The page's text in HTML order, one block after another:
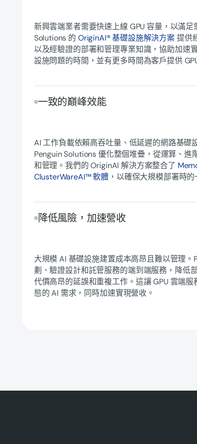
新興雲端業者需要快速上線 GPU 容量，以滿
Solutions 的 OriginAI® 基礎設施解決方案 提供
以及經驗證的部署和管理專業知識，協助加速
設施問題的時間，並有更多時間為客戶提供
一致的巔峰效能
AI 工作負載依賴高吞吐量、低延遲的網路基礎
Penguin Solutions 優化整個堆疊，從運算、
和管理。我們的 OriginAI 解決方案整合了
ClusterWareAI™ 軟體 ，以確保大規模部署時
降低風險，加速營收
大規模 AI 基礎設施建置成本高昂且難以管理
劃、驗證設計和託管服務的端到端服務，降低
代價高昂的延誤和重複工作。這讓 GPU 雲端
態的 AI 需求，同時加速實現營收。